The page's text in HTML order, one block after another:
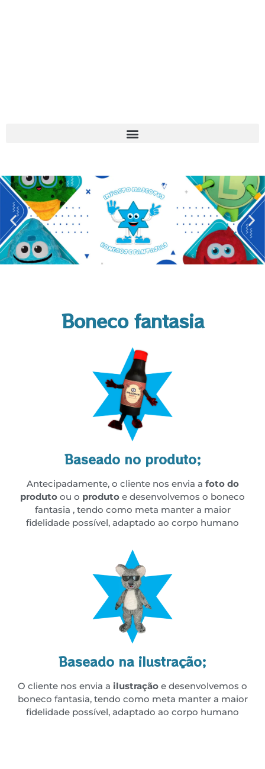
Boneco fantasia
Baseado no produto;
Antecipadamente, o cliente nos envia a foto do
produto ou o produto e desenvolvemos o boneco
fantasia , tendo como meta manter a maior
fidelidade possível, adaptado ao corpo humano
Baseado na ilustração;
O cliente nos envia a ilustração e desenvolvemos o
boneco fantasia, tendo como meta manter a maior
fidelidade possível, adaptado ao corpo humano